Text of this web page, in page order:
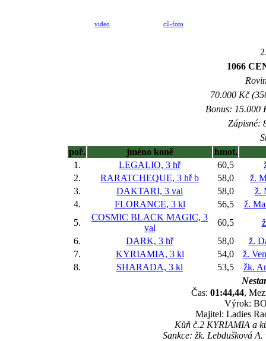
video cíl-foto
1066
70.000 Kč
Bonus: 15.000
Zápisné:
poř.
jméno koně
hmot.
1.
LEGALIO, 3 hř 60,5
2.
RARATCHEQUE, 3 hřb 58,0
ž.
3.
DAKTARI, 3 val 58,0
ž.
4.
FLORANCE, 3 kl 56,5
ž.
5.
COSMIC BLACK MAGIC, 3
val
60,5
6.
DARK, 3 hř 58,0
ž.
7.
KYRIAMIA, 3 kl 54,0
ž.
8.
SHARADA, 3 kl 53,5
žk.
Čas: 01:44,44,
Výrok:
Majitel: Ladies
Kůň č.2 KYRIAMIA a
Sankce: žk. Lebdušková